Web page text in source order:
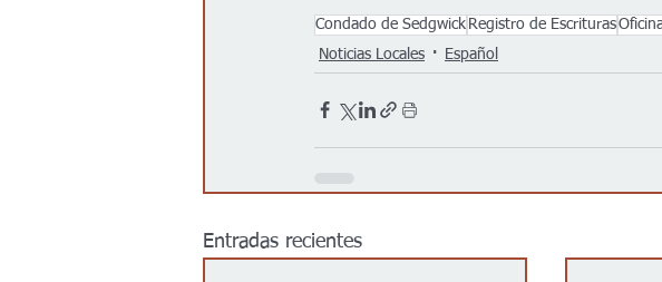
Condado de Sedgwick Registro de Escrituras
Noticias Locales
Español
Entradas recientes